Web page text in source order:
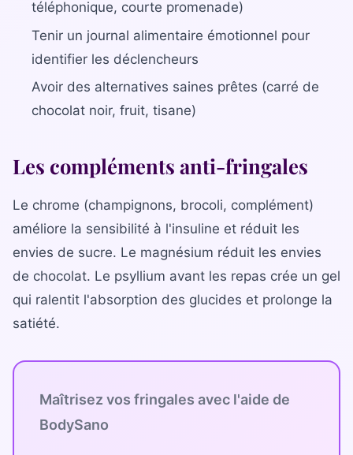
téléphonique, courte promenade)
Tenir un journal alimentaire émotionnel pour
identifier les déclencheurs
Avoir des alternatives saines prêtes (carré de
chocolat noir, fruit, tisane)
Les compléments anti-fringales
Le chrome (champignons, brocoli, complément)
améliore la sensibilité à l'insuline et réduit les
envies de sucre. Le magnésium réduit les envies
de chocolat. Le psyllium avant les repas crée un gel
qui ralentit l'absorption des glucides et prolonge la
satiété.
Maîtrisez vos fringales avec l'aide de
BodySano